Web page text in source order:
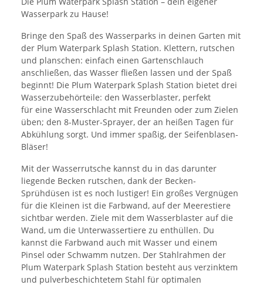
Wasserpark zu Hause!
Bringe den Spaß des Wasserparks in deinen Garten mit
der Plum Waterpark Splash Station. Klettern, rutschen
und planschen: einfach einen Gartenschlauch
anschließen, das Wasser fließen lassen und der Spaß
beginnt! Die Plum Waterpark Splash Station bietet drei
Wasserzubehörteile: den Wasserblaster, perfekt
für eine Wasserschlacht mit Freunden oder zum Zielen
üben; den 8-Muster-Sprayer, der an heißen Tagen für
Abkühlung sorgt. Und immer spaßig, der Seifenblasen-
Bläser!
Mit der Wasserrutsche kannst du in das darunter
liegende Becken rutschen, dank der Becken-
Sprühdüsen ist es noch lustiger! Ein großes Vergnügen
für die Kleinen ist die Farbwand, auf der Meerestiere
sichtbar werden. Ziele mit dem Wasserblaster auf die
Wand, um die Unterwassertiere zu enthüllen. Du
kannst die Farbwand auch mit Wasser und einem
Pinsel oder Schwamm nutzen. Der Stahlrahmen der
Plum Waterpark Splash Station besteht aus verzinktem
und pulverbeschichtetem Stahl für optimalen